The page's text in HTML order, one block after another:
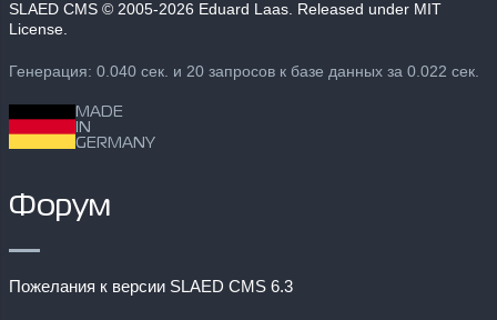
SLAED CMS © 2005-2026 Eduard Laas. Released under MIT
License.
Генерация: 0.040 сек. и 20 запросов к базе данных за 0.022 сек.
MADE
IN
GERMANY
Форум
Пожелания к версии SLAED CMS 6.3